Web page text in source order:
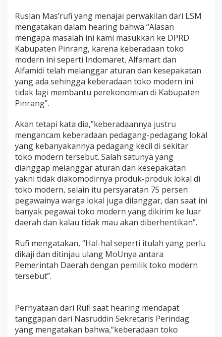
Ruslan Mas’rufi yang menajai perwakilan dari LSM
mengatakan dalam hearing bahwa “Alasan
mengapa masalah ini kami masukkan ke DPRD
Kabupaten Pinrang, karena keberadaan toko
modern ini seperti Indomaret, Alfamart dan
Alfamidi telah melanggar aturan dan kesepakatan
yang ada sehingga keberadaan toko modern ini
tidak lagi membantu perekonomian di Kabupaten
Pinrang”.
Akan tetapi kata dia,”keberadaannya justru
mengancam keberadaan pedagang-pedagang lokal
yang kebanyakannya pedagang kecil di sekitar
toko modern tersebut. Salah satunya yang
dianggap melanggar aturan dan kesepakatan
yakni tidak diakomodirnya produk-produk lokal di
toko modern, selain itu persyaratan 75 persen
pegawainya warga lokal juga dilanggar, dan saat ini
banyak pegawai toko modern yang dikirim ke luar
daerah dan kalau tidak mau akan diberhentikan”.
Rufi mengatakan, “Hal-hal seperti itulah yang perlu
dikaji dan ditinjau ulang MoUnya antara
Pemerintah Daerah dengan pemilik toko modern
tersebut”.
Pernyataan dari Rufi saat hearing mendapat
tanggapan dari Nasruddin Sekretaris Perindag
yang mengatakan bahwa,”keberadaan toko